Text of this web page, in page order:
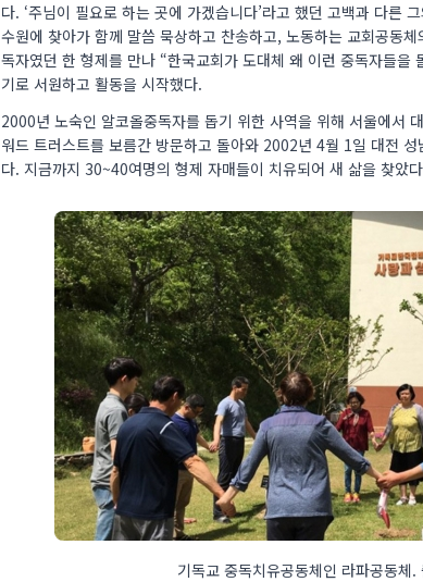
다. ‘주님이 필요로 하는 곳에 가겠습니다’라고 했던 고백과 다른
수원에 찾아가 함께 말씀 묵상하고 찬송하고, 노동하는 교회공동
독자였던 한 형제를 만나 “한국교회가 도대체 왜 이런 중독자들을
기로 서원하고 활동을 시작했다.
2000년 노숙인 알코올중독자를 돕기 위한 사역을 위해 서울에서
워드 트러스트를 보름간 방문하고 돌아와 2002년 4월 1일 대전
다. 지금까지 30~40여명의 형제 자매들이 치유되어 새 삶을 찾았
기독교 중독치유공동체인 라파공동체